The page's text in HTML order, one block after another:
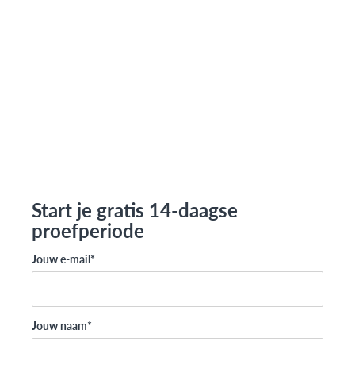
Start je gratis 14-daagse
proefperiode
Jouw e-mail*
Jouw naam*